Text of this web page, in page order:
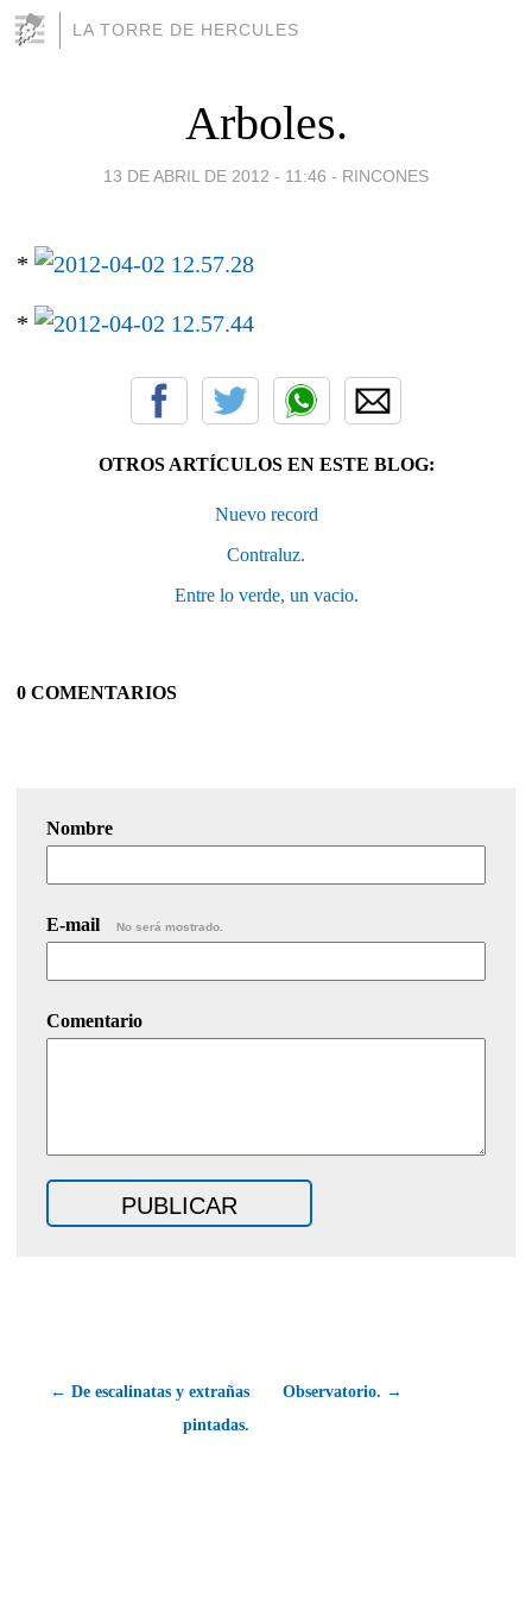
LA TORRE DE HERCULES
Arboles.
13 DE ABRIL DE 2012 - 11:46 - RINCONES
*
*
OTROS ARTÍCULOS EN ESTE BLOG:
Nuevo record
Contraluz.
Entre lo verde, un vacio.
0 COMENTARIOS
Nombre
E-mail No será mostrado.
Comentario
← De escalinatas y extrañas
pintadas.
Observatorio. →